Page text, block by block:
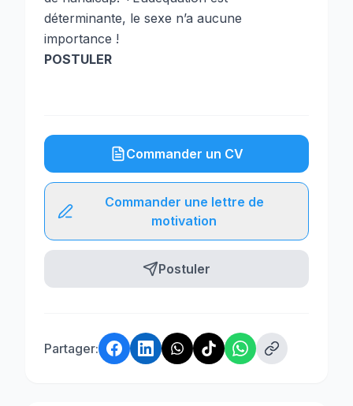
déterminante, le sexe n’a aucune
importance !
POSTULER
Commander un CV
Commander une lettre de
motivation
Postuler
Partager: